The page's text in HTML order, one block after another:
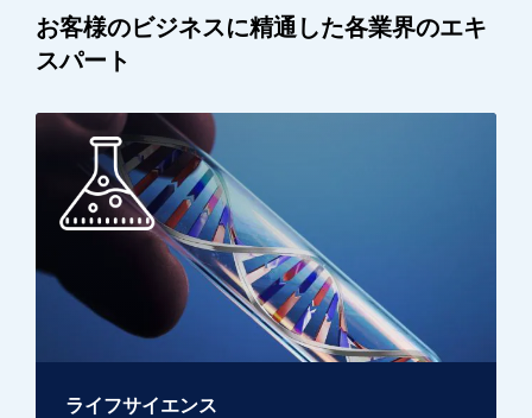
お客様のビジネスに精通した各業界のエキ
スパート
ライフサイエンス